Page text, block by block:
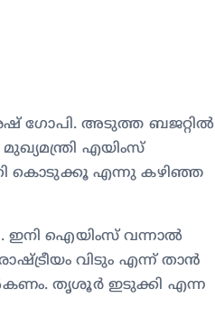
ഗോപി. അടുത്ത ബജറ്റിൽ
എയിംസ്
കൊടുക്കൂ എന്നു കഴിഞ്ഞ
ഇനി ഐയിംസ് വന്നാൽ
വിടും എന്ന് താൻ
തൃശൂർ ഇടുക്കി എന്ന